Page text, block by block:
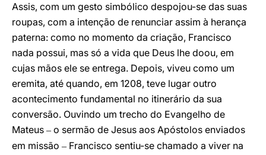
Assis, com um gesto simbólico despojou-se das suas
roupas, com a intenção de renunciar assim à herança
paterna: como no momento da criação, Francisco
nada possui, mas só a vida que Deus lhe doou, em
cujas mãos ele se entrega. Depois, viveu como um
eremita, até quando, em 1208, teve lugar outro
acontecimento fundamental no itinerário da sua
conversão. Ouvindo um trecho do Evangelho de
Mateus – o sermão de Jesus aos Apóstolos enviados
em missão – Francisco sentiu-se chamado a viver na